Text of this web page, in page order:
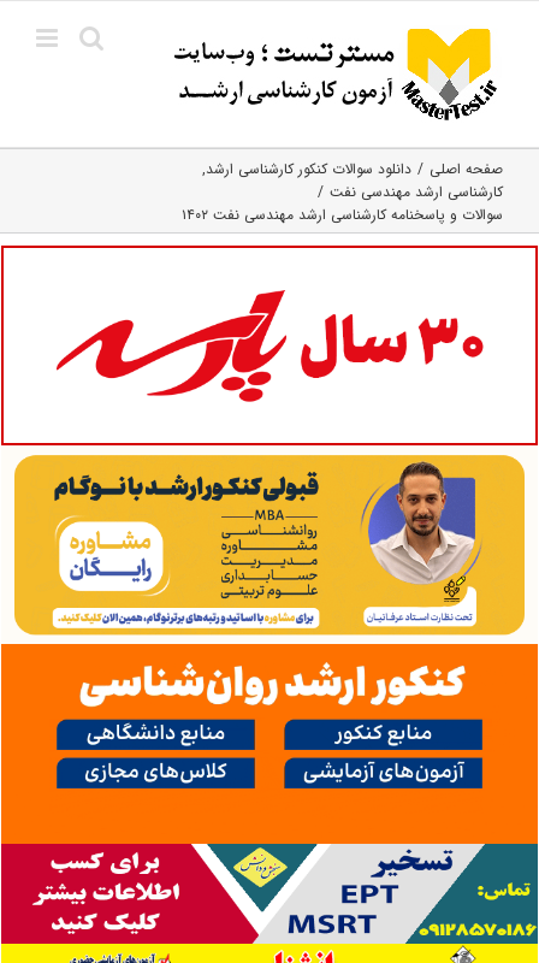
content
صفحه اصلی
دانلود سوالات کنکور کارشناسی ارشد
کارشناسی ارشد مهندسی نفت
سوالات و پاسخنامه کارشناسی ارشد مهندسی نفت ۱۴۰۲